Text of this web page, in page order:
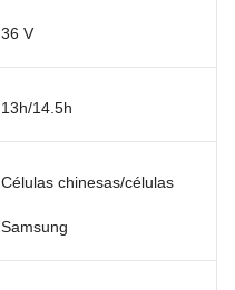
36 V
13h/14.5h
Células chinesas/células
Samsung